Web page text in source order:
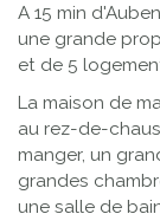
A 15 min
une grande
et de 5
La maison de
au rez-de-
manger, un
grandes
une salle de